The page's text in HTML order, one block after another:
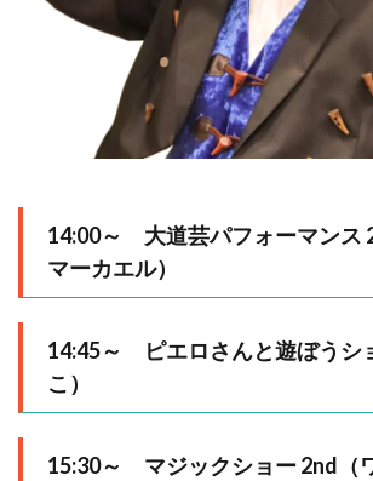
14:00～ 大道芸パフォーマンス
マーカエル）
14:45～ ピエロさんと遊ぼうシ
こ）
15:30～ マジックショー 2nd（